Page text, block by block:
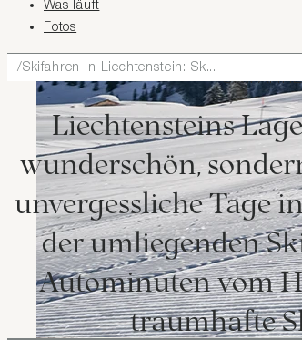
Was läuft
Fotos
Skifahren in Liechtenstein: Sk...
Liechtensteins
wunderschön,
unvergessliche Tage
der umliegenden
Autominuten vom
traumhafte